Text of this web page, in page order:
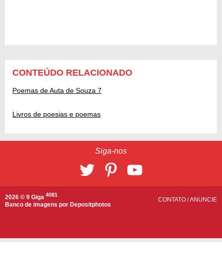
CONTEÚDO RELACIONADO
Poemas de Auta de Souza 7
Livros de poesias e poemas
Siga-nos
2026 © 9 Giga 4081
Banco de imagens por Depositphotos
CONTATO /ANUNCIE